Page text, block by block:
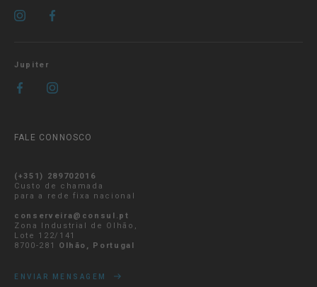
Jupiter
FALE CONNOSCO
(+351) 289702016
Custo de chamada
para a rede fixa nacional
conserveira@consul.pt
Zona Industrial de Olhão,
Lote 122/141
8700-281 Olhão, Portugal
ENVIAR MENSAGEM